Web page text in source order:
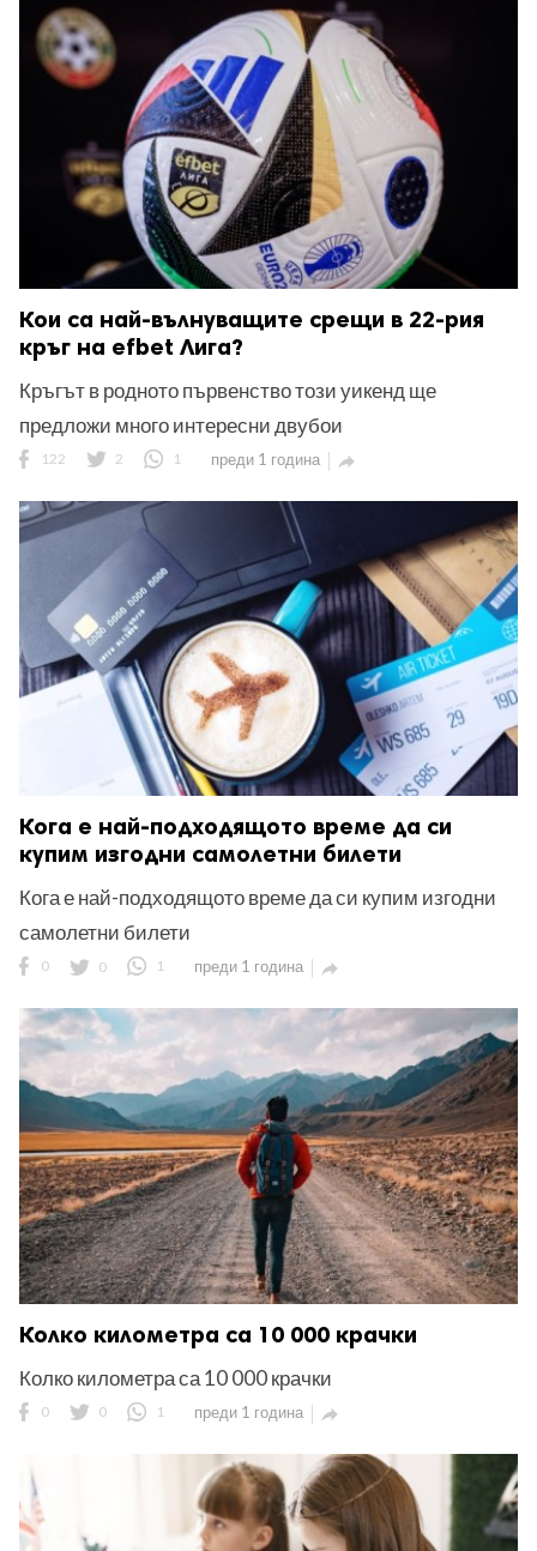
Кои са най-вълнуващите срещи в 22-рия
кръг на efbet Лига?
Кръгът в родното първенство този уикенд ще
предложи много интересни двубои
122 2 1 преди 1 година 
Кога е най-подходящото време да си
купим изгодни самолетни билети
Кога е най-подходящото време да си купим изгодни
самолетни билети
0 0 1 преди 1 година 
Колко километра са 10 000 крачки
Колко километра са 10 000 крачки
0 0 1 преди 1 година 